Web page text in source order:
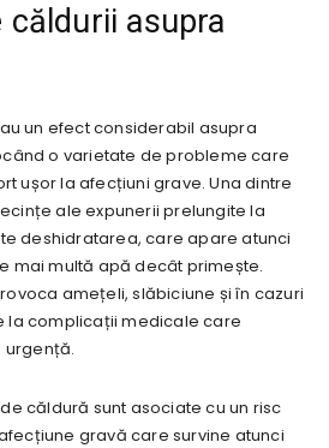
căldurii asupra
un efect considerabil asupra
o varietate de probleme care
ușor la afecțiuni grave. Una dintre
ale expunerii prelungite la
deshidratarea, care apare atunci
mai multă apă decât primește.
amețeli, slăbiciune și în cazuri
la complicații medicale care
urgență.
căldură sunt asociate cu un risc
gravă care survine atunci